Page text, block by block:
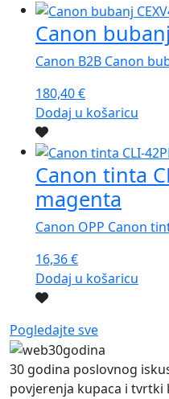
Canon
Canon B2B Canon
180,40€
Dodaj u košaricu
Canon tinta
magenta
Canon OPP Canon
16,36€
Dodaj u košaricu
Pogledajte sve
30 godina poslovnog
povjerenja kupaca i tvrtki